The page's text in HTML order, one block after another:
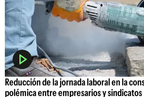
Reducción de la jornada laboral en la
polémica entre empresarios y sindicatos